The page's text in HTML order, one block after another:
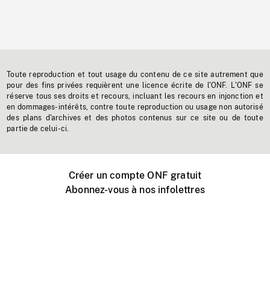
Toute reproduction et tout usage du contenu de ce site autrement que
pour des fins privées requièrent une licence écrite de l'ONF. L'ONF se
réserve tous ses droits et recours, incluant les recours en injonction et
en dommages-intérêts, contre toute reproduction ou usage non autorisé
des plans d'archives et des photos contenus sur ce site ou de toute
partie de celui-ci.
Créer un compte ONF gratuit
Abonnez-vous à nos infolettres